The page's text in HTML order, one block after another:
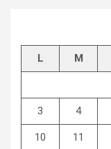
L M
3 4
10 11